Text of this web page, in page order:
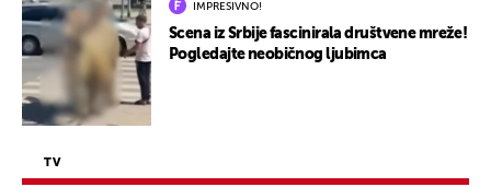
IMPRESIVNO!
Scena iz Srbije fascinirala društvene mreže!
Pogledajte neobičnog ljubimca
TV